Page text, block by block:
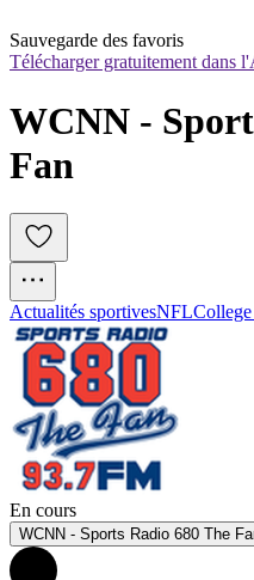
Sauvegarde des favoris
Télécharger gratuitement dans
WCNN -
Fan
Actualités sportivesNFL
En cours
WCNN - Sports Radio 680 The